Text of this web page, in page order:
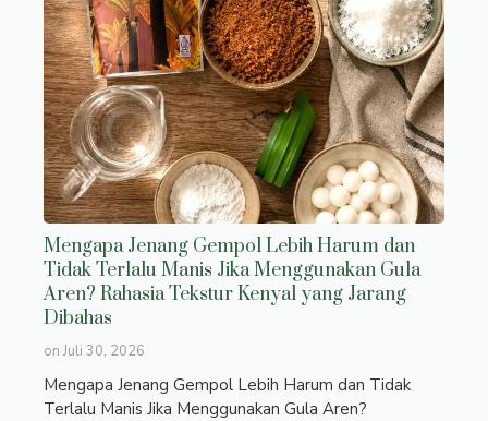
Mengapa Jenang Gempol Lebih Harum dan
Tidak Terlalu Manis Jika Menggunakan Gula
Aren? Rahasia Tekstur Kenyal yang Jarang
Dibahas
on Juli 30, 2026
Mengapa Jenang Gempol Lebih Harum dan Tidak
Terlalu Manis Jika Menggunakan Gula Aren?